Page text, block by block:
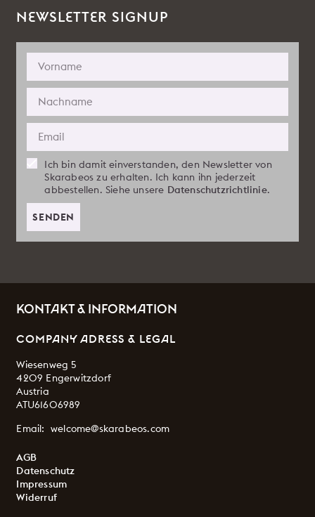
NEWSLETTER SIGNUP
Ich bin damit einverstanden, den Newsletter von
Skarabeos zu erhalten. Ich kann ihn jederzeit
abbestellen. Siehe unsere Datenschutzrichtlinie.
SENDEN
KONTAKT & INFORMATION
COMPANY ADRESS & LEGAL
Wiesenweg 5
4209 Engerwitzdorf
Austria
ATU61606989
Email: welcome@skarabeos.com
AGB
Datenschutz
Impressum
Widerruf